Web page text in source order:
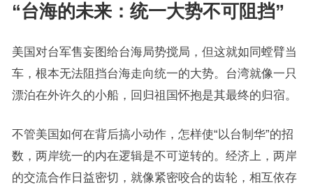
“台海的未来：统一大势不可阻挡”
美国对台军售妄图给台海局势搅局，但这就如同螳臂当
车，根本无法阻挡台海走向统一的大势。台湾就像一只
漂泊在外许久的小船，回归祖国怀抱是其最终的归宿。
不管美国如何在背后搞小动作，怎样使“以台制华”的招
数，两岸统一的内在逻辑是不可逆转的。经济上，两岸
的交流合作日益密切，就像紧密咬合的齿轮，相互依存